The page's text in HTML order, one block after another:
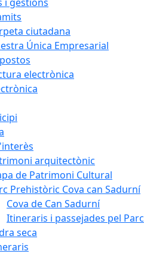
ciutadana
Única Empresarial
electrònica
arquitectònic
de Patrimoni Cultural
Prehistòric Cova can Sadurní
Cova de Can Sadurní
Itineraris i passejades pel Parc
seca